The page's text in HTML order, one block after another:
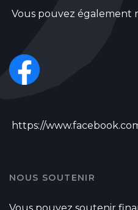
Vous pouvez également
https://
NOUS SOUTENIR
Vous pouvez soutenir